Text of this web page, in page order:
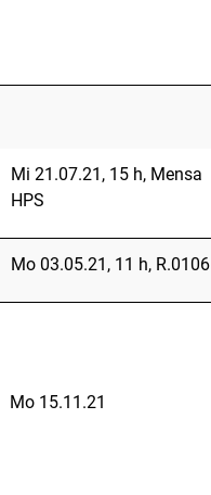
Mi 21.07.21, 15 h, Mensa
HPS
Mo 03.05.21, 11 h, R.0106
Mo 15.11.21